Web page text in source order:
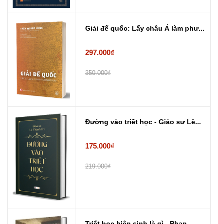
Giải đế quốc: Lấy châu Á làm phư...
297.000₫
350.000₫
Đường vào triết học - Giáo sư Lê...
175.000₫
219.000₫